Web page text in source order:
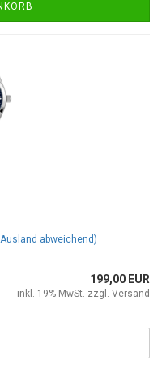
abweichend)
199,00 EUR
inkl. 19% MwSt. zzgl. Versand